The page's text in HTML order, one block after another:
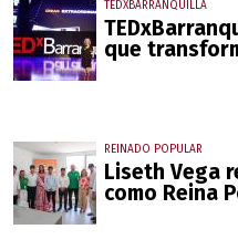
TEDXBARRANQUILLA
que
REINADO POPULAR
Liseth Vega
como Reina